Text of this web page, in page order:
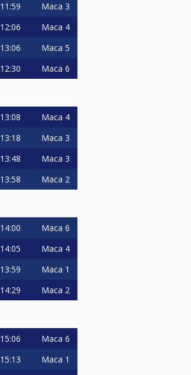
11:59 Маса 3
12:06 Маса 4
13:06 Маса 5
12:30 Маса 6
13:08 Маса 4
13:18 Маса 3
13:48 Маса 3
13:58 Маса 2
14:00 Маса 6
14:05 Маса 4
13:59 Маса 1
14:29 Маса 2
15:06 Маса 6
15:13 Маса 1